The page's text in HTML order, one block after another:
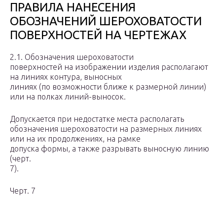
ПРАВИЛА НАНЕСЕНИЯ
ОБОЗНАЧЕНИЙ ШЕРОХОВАТОСТИ
ПОВЕРХНОСТЕЙ НА ЧЕРТЕЖАХ
2.1. Обозначения шероховатости
поверхностей на изображении изделия располагают
на линиях контура, выносных
линиях (по возможности ближе к размерной линии)
или на полках линий-выносок.
Допускается при недостатке места располагать
обозначения шероховатости на размерных линиях
или на их продолжениях, на рамке
допуска формы, а также разрывать выносную линию
(черт.
7).
Черт. 7